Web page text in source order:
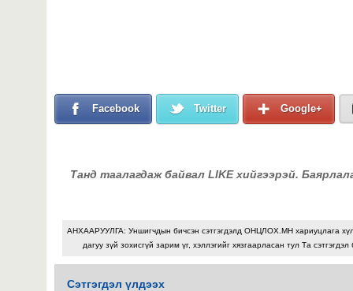
Facebook Twitter Google+
Танд таалагдаж байвал LIKE хийгээрэй.
АНХААРУУЛГА: Уншигчдын бичсэн сэтгэгдэлд ОНЦЛОХ.МН хариуцлага
дагуу зүй зохисгүй зарим үг, хэллэгийг хязгаарласан тул Та
Сэтгэгдэл үлдээх